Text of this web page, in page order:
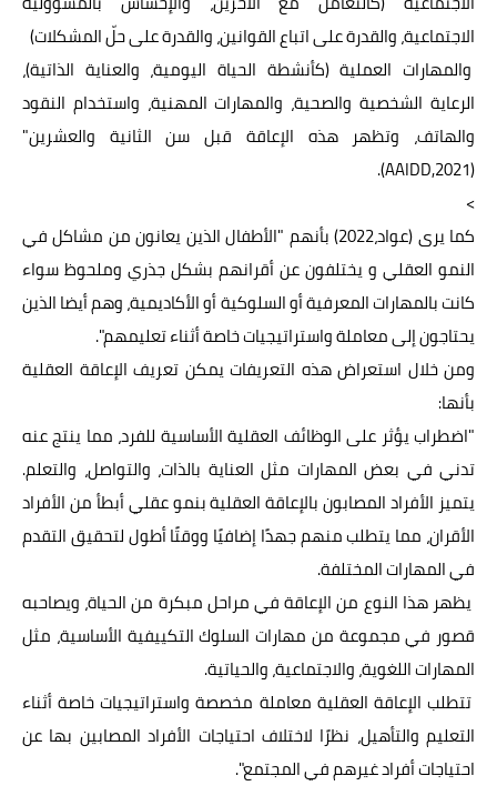
الاجتماعية، والقدرة على اتباع القوانين، والقدرة على حلّ المشكلات)
والمهارات العملية (كأنشطة الحياة اليومية، والعناية الذاتية)،
الرعاية الشخصية والصحية، والمهارات المهنية، واستخدام النقود
والهاتف، وتظهر هذه الإعاقة قبل سن الثانية والعشرين"
(AAIDD,2021).
>
كما يرى (عواد،2022) بأنهم "الأطفال الذين يعانون من مشاكل في
النمو العقلي و يختلفون عن أقرانهم بشكل جذري وملحوظ سواء
كانت بالمهارات المعرفية أو السلوكية أو الأكاديمية، وهم أيضا الذين
يحتاجون إلى معاملة واستراتيجيات خاصة أثناء تعليمهم".
ومن خلال استعراض هذه التعريفات يمكن تعريف الإعاقة العقلية
بأنها:
"اضطراب يؤثر على الوظائف العقلية الأساسية للفرد، مما ينتج عنه
تدني في بعض المهارات مثل العناية بالذات، والتواصل، والتعلم.
يتميز الأفراد المصابون بالإعاقة العقلية بنمو عقلي أبطأ من الأفراد
الأقران، مما يتطلب منهم جهدًا إضافيًا ووقتًا أطول لتحقيق التقدم
في المهارات المختلفة.
يظهر هذا النوع من الإعاقة في مراحل مبكرة من الحياة، ويصاحبه
قصور في مجموعة من مهارات السلوك التكييفية الأساسية، مثل
المهارات اللغوية، والاجتماعية، والحياتية.
تتطلب الإعاقة العقلية معاملة مخصصة واستراتيجيات خاصة أثناء
التعليم والتأهيل، نظرًا لاختلاف احتياجات الأفراد المصابين بها عن
احتياجات أفراد غيرهم في المجتمع".